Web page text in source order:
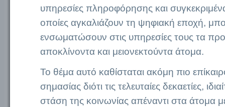
υπηρεσίες πληροφόρησης και
οποίες αγκαλιάζουν τη ψηφιακή εποχή,
ενσωματώσουν στις υπηρεσίες τους τα
αποκλίνοντα και μειονεκτούντα άτομα.
Το θέμα αυτό καθίσταται ακόμη πιο
σημασίας διότι τις τελευταίες δεκαετίες,
στάση της κοινωνίας απέναντι στα άτομα